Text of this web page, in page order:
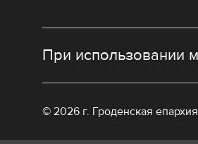
При использовании
© 2026 г. Гроденская